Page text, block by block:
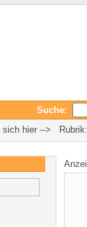
Suche:
sich hier --> Rubrik: